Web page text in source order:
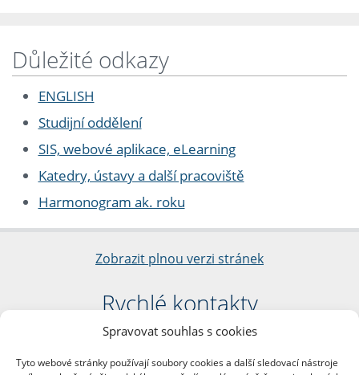
Spravovat souhlas s cookies
Tyto webové stránky používají soubory cookies a další sledovací nástroje
Důležité odkazy
ENGLISH
Studijní oddělení
SIS, webové aplikace, eLearning
Katedry, ústavy a další pracoviště
Harmonogram ak. roku
Zobrazit plnou verzi stránek
Rychlé kontakty
Filozofická fakulta
nám. Jana Palacha 1/2